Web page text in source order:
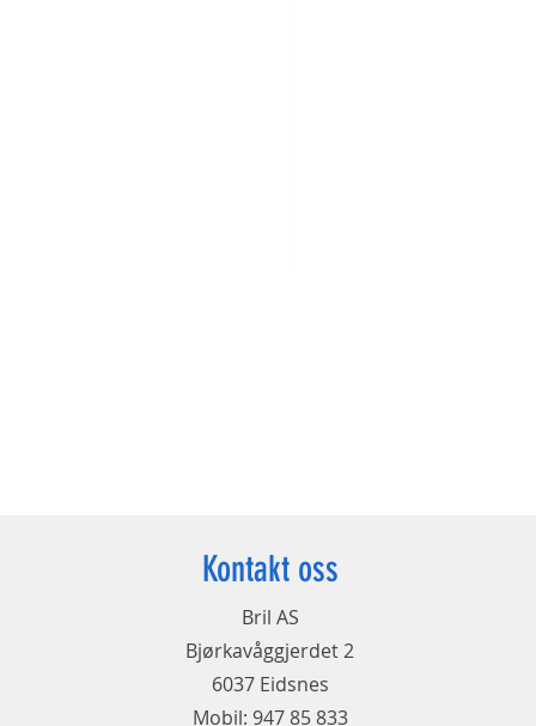
Kontakt oss
Bril AS
Bjørkavåggjerdet 2
6037 Eidsnes
Mobil: 947 85 833